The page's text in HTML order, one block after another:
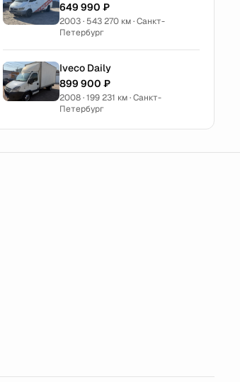
649 990 ₽
2003 · 543 270 км · Санкт-
Петербург
Iveco Daily
899 900 ₽
2008 · 199 231 км · Санкт-
Петербург